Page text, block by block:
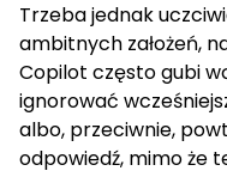
Trzeba jednak
ambitnych założeń,
Copilot często gubi
ignorować
albo, przeciwnie,
odpowiedź, mimo że